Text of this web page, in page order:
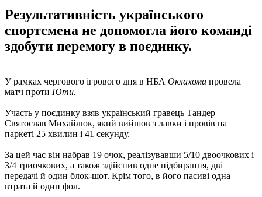
Результативність українського
спортсмена не допомогла його команді
здобути перемогу в поєдинку.
У рамках чергового ігрового дня в НБА Оклахома провела
матч проти Юти.
Участь у поєдинку взяв український гравець Тандер
Святослав Михайлюк, який вийшов з лавки і провів на
паркеті 25 хвилин і 41 секунду.
За цей час він набрав 19 очок, реалізувавши 5/10 двоочкових і
3/4 триочкових, а також здійснив одне підбирання, дві
передачі й один блок-шот. Крім того, в його пасиві одна
втрата й один фол.